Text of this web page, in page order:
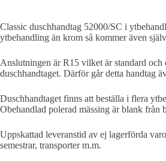
Classic duschhandtag 52000/SC i
ytbehandling än krom så kommer även
Anslutningen är R15 vilket är standard
duschhandtaget. Därför går detta handtag
Duschhandtaget finns att beställa i flera
Obehandlad polerad mässing är blank
Uppskattad leveranstid av ej lagerförda
semestrar, transporter m.m.